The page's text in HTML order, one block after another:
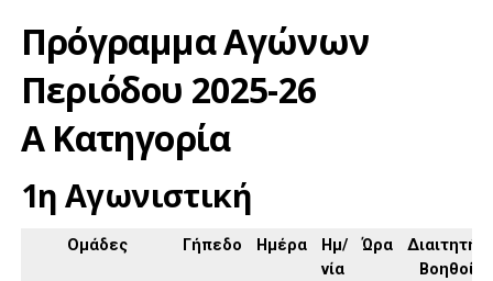
Πρόγραμμα Αγώνων
Περιόδου 2025-26
Α Κατηγορία
1η Αγωνιστική
Ομάδες Γήπεδο Ημέρα
Ημ/
νία
Ώρα
Διαιτητής,
Βοηθοί